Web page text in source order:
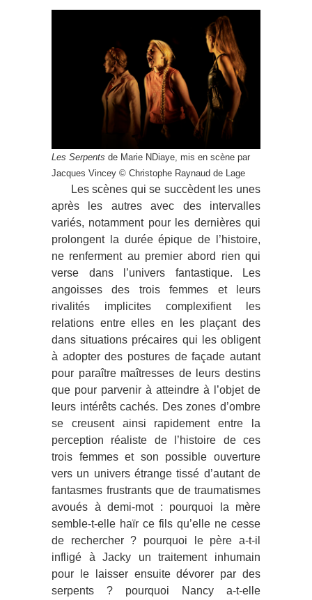
Les Serpents de Marie NDiaye, mis en scène par
Jacques Vincey © Christophe Raynaud de Lage
Les scènes qui se succèdent les unes
après les autres avec des intervalles
variés, notamment pour les dernières qui
prolongent la durée épique de l’histoire,
ne renferment au premier abord rien qui
verse dans l’univers fantastique. Les
angoisses des trois femmes et leurs
rivalités implicites complexifient les
relations entre elles en les plaçant des
dans situations précaires qui les obligent
à adopter des postures de façade autant
pour paraître maîtresses de leurs destins
que pour parvenir à atteindre à l’objet de
leurs intérêts cachés. Des zones d’ombre
se creusent ainsi rapidement entre la
perception réaliste de l’histoire de ces
trois femmes et son possible ouverture
vers un univers étrange tissé d’autant de
fantasmes frustrants que de traumatismes
avoués à demi-mot : pourquoi la mère
semble-t-elle haïr ce fils qu’elle ne cesse
de rechercher ? pourquoi le père a-t-il
infligé à Jacky un traitement inhumain
pour le laisser ensuite dévorer par des
serpents ? pourquoi Nancy a-t-elle